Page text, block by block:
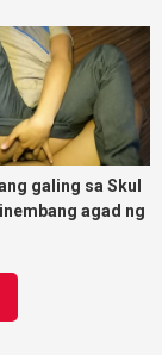
galing sa Skul
agad ng